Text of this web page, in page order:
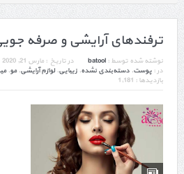
ترفندهای آرایشی و صرفه
نوشته شده توسط : batool در تاریخ : مارس 21, 2020
در : پوست, دسته‌بندی نشده, زیبایی, لوازم آرایشی,مو,
بازدیدها : 1,181